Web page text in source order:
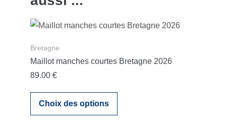
Bretagne
Maillot manches courtes Bretagne 2026
89.00 €
Choix des options